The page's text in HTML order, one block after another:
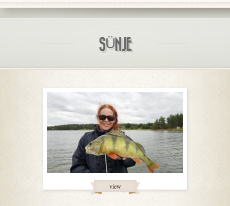
SÜNJE
view